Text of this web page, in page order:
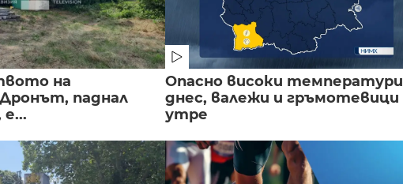
на
паднал
е...
Опасно високи температури
днес, валежи и гръмотевици
утре